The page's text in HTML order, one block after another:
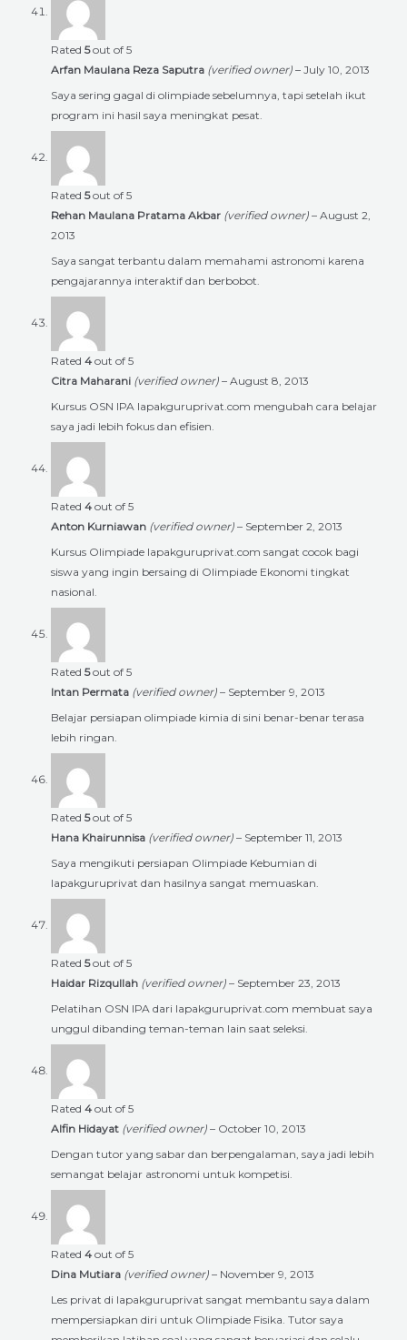
Rated 5out of 5
Arfan Maulana Reza Saputra (verified owner) – July 10, 2013
Saya sering gagal di olimpiade sebelumnya, tapi setelah ikut
program ini hasil saya meningkat pesat.
Rated 5out of 5
Rehan Maulana Pratama Akbar (verified owner) – August 2,
2013
Saya sangat terbantu dalam memahami astronomi karena
pengajarannya interaktif dan berbobot.
Rated 4 out of 5
Citra Maharani (verified owner) – August 8, 2013
Kursus OSN IPA lapakguruprivat.com mengubah cara belajar
saya jadi lebih fokus dan efisien.
Rated 4 out of 5
Anton Kurniawan (verified owner) – September 2, 2013
Kursus Olimpiade lapakguruprivat.com sangat cocok bagi
siswa yang ingin bersaing di Olimpiade Ekonomi tingkat
nasional.
Rated 5out of 5
Intan Permata (verified owner) – September 9, 2013
Belajar persiapan olimpiade kimia di sini benar-benar terasa
lebih ringan.
Rated 5out of 5
Hana Khairunnisa (verified owner) – September 11, 2013
Saya mengikuti persiapan Olimpiade Kebumian di
lapakguruprivat dan hasilnya sangat memuaskan.
Rated 5out of 5
Haidar Rizqullah (verified owner) – September 23, 2013
Pelatihan OSN IPA dari lapakguruprivat.com membuat saya
unggul dibanding teman-teman lain saat seleksi.
Rated 4 out of 5
Alfin Hidayat (verified owner) – October 10, 2013
Dengan tutor yang sabar dan berpengalaman, saya jadi lebih
semangat belajar astronomi untuk kompetisi.
Rated 4 out of 5
Dina Mutiara (verified owner) – November 9, 2013
Les privat di lapakguruprivat sangat membantu saya dalam
mempersiapkan diri untuk Olimpiade Fisika. Tutor saya